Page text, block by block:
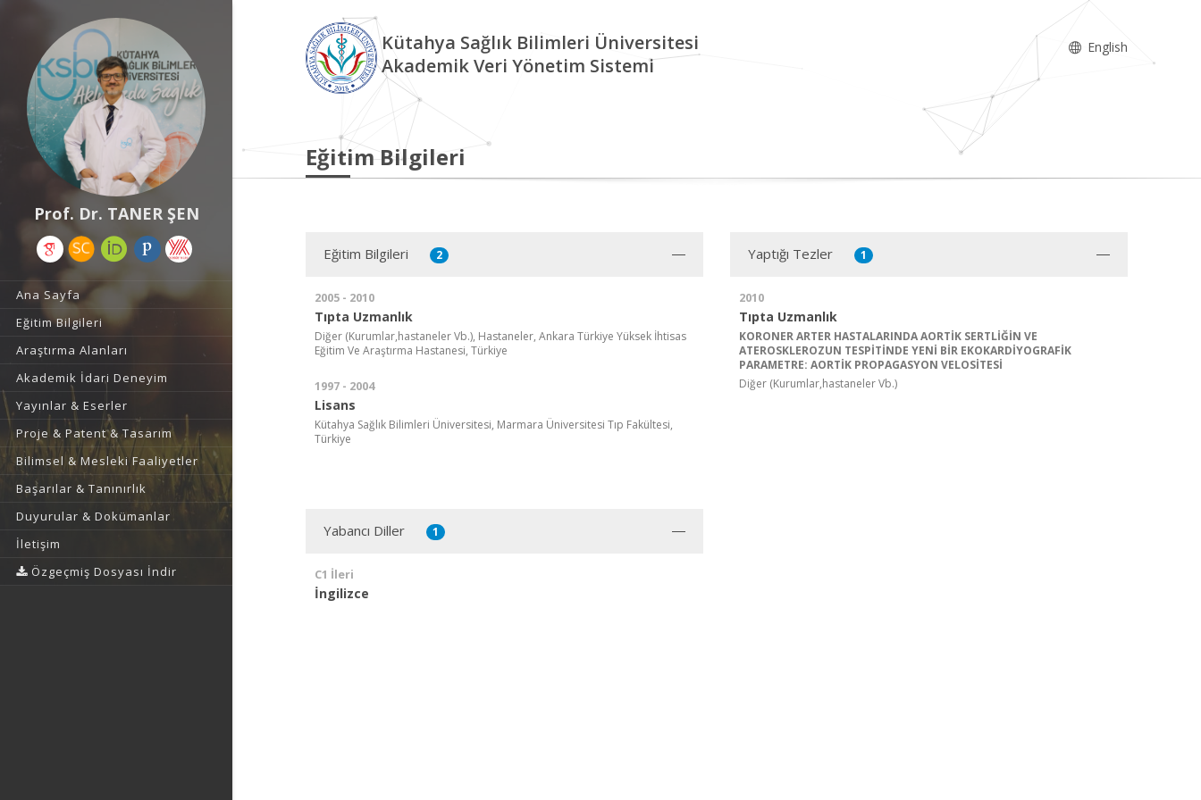
Prof. Dr. TANER ŞEN
Ana Sayfa
Eğitim Bilgileri
Araştırma Alanları
Akademik İdari Deneyim
Yayınlar & Eserler
Proje & Patent & Tasarım
Bilimsel & Mesleki Faaliyetler
Başarılar & Tanınırlık
Duyurular & Dokümanlar
İletişim
Özgeçmiş Dosyası İndir
Kütahya Sağlık Bilimleri Üniversitesi
Akademik Veri Yönetim Sistemi
English
Eğitim Bilgileri
Eğitim Bilgileri 2
2005 - 2010
Tıpta Uzmanlık
Diğer (Kurumlar,hastaneler Vb.), Hastaneler, Ankara Türkiye Yüksek İhtisas
Eğitim Ve Araştırma Hastanesi, Türkiye
1997 - 2004
Lisans
Kütahya Sağlık Bilimleri Üniversitesi, Marmara Üniversitesi Tıp Fakültesi,
Türkiye
Yaptığı Tezler 1
2010
Tıpta Uzmanlık
KORONER ARTER HASTALARINDA AORTİK SERTLİĞİN VE
ATEROSKLEROZUN TESPİTİNDE YENİ BİR EKOKARDİYOGRAFİK
PARAMETRE: AORTİK PROPAGASYON VELOSİTESİ
Diğer (Kurumlar,hastaneler Vb.)
Yabancı Diller 1
C1 İleri
İngilizce